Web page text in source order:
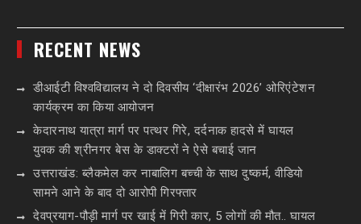
RECENT NEWS
डीआईटी विश्वविद्यालय ने दो दिवसीय ‘दीक्षारंभ 2026’ ओरिएंटेशन
कार्यक्रम का किया आयोजन
केदारनाथ यात्रा मार्ग पर पत्थर गिरे, दर्दनाक हादसे में घायल
युवक की श्रीनगर बेस के डाक्टरों ने ऐसे बचाई जान
उत्तराखंड: ब्लैकमेल कर नाबालिग बच्ची के साथ दुष्कर्म, वीडियो
सामने आने के बाद दो आरोपी गिरफ्तार
देवप्रयाग-पौड़ी मार्ग पर खाई में गिरी कार, 5 लोगों की मौत.. घायल